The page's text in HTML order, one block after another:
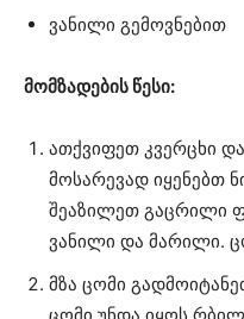
ვანილი გემოვნებით
მომზადების წესი:
ათქვიფეთ კვერცხი
მოსარევად იყენებთ
შეაზილეთ გაცრილი
ვანილი და მარილი.
მზა ცომი